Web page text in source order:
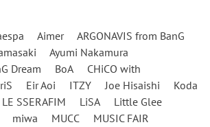
Aimer
ARGONAVIS from BanG
Ayumi Nakamura
Dream BoA
CHiCO with
Eir Aoi ITZY Joe Hisaishi
Koda
LE SSERAFIM LiSA
Little Glee
miwa MUCC
MUSIC FAIR